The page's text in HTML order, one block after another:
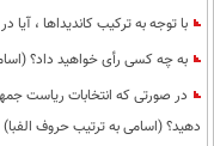
با توجه به ترکیب کاندیداها ،
به چه کسی رأی خواهید داد؟
در صورتی که انتخابات ریاست
دهید؟ (اسامی به ترتیب حروف الفبا)